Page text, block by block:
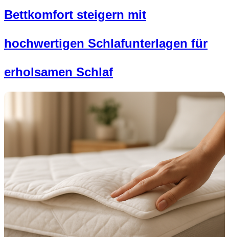
Bettkomfort steigern mit
hochwertigen Schlafunterlagen für
erholsamen Schlaf